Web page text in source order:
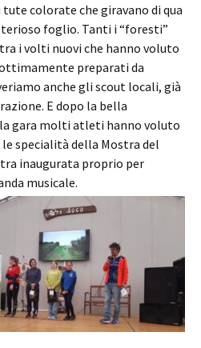
colorate che giravano di qua
foglio. Tanti i “foresti”
i volti nuovi che hanno voluto
preparati da
anche gli scout locali, già
E dopo la bella
gara molti atleti hanno voluto
specialità della Mostra del
inaugurata proprio per
musicale.